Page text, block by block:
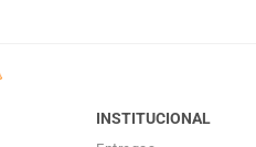
INSTITUCIONAL